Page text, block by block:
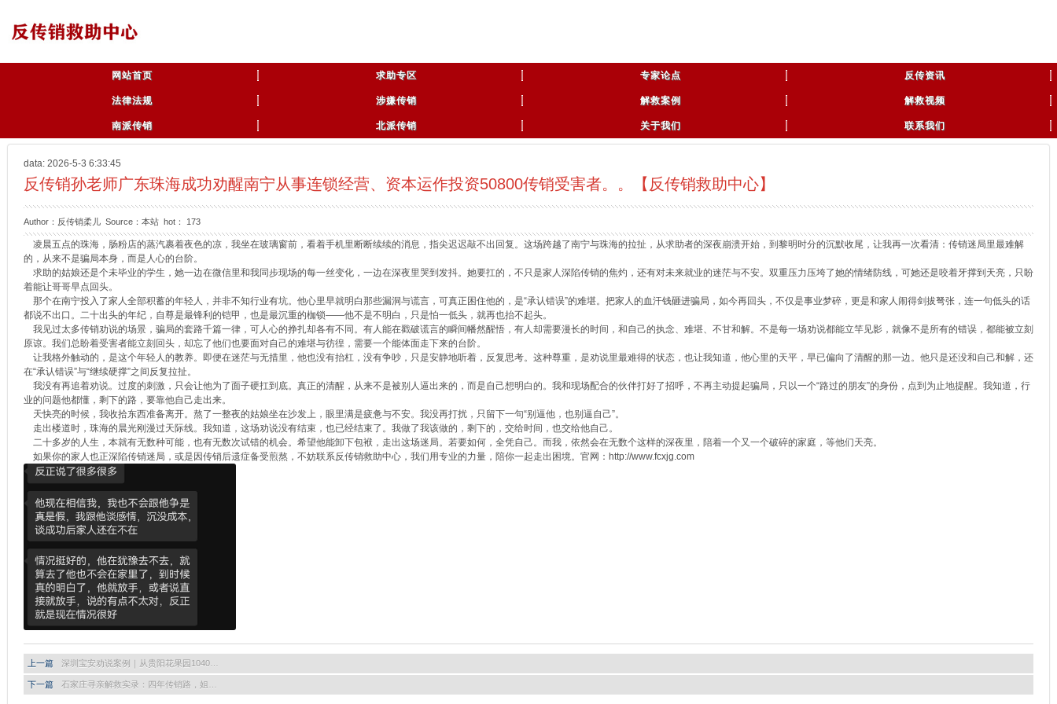
网站首页 求助专区 专家论点 反传资讯
法律法规 涉嫌传销 解救案例 解救视频
南派传销 北派传销 关于我们 联系我们
data: 2026-5-3 6:33:45
反传销孙老师广东珠海成功劝醒南宁从事连锁经营、资本运作投资50800传销受害者。。【反传销救助中心】
Author：反传销柔儿 Source：本站 hot： 173
凌晨五点的珠海，肠粉店的蒸汽裹着夜色的凉，我坐在玻璃窗前，看着手机里断断续续的消息，指尖迟迟敲不出回复。这场跨越了南宁与珠海的拉扯，从求助者的深夜崩溃开始，到黎明时分的沉默收尾，让我再一次看清：传销迷局里最难解
的，从来不是骗局本身，而是人心的台阶。
求助的姑娘还是个未毕业的学生，她一边在微信里和我同步现场的每一丝变化，一边在深夜里哭到发抖。她要扛的，不只是家人深陷传销的焦灼，还有对未来就业的迷茫与不安。双重压力压垮了她的情绪防线，可她还是咬着牙撑到天亮，只盼
着能让哥哥早点回头。
那个在南宁投入了家人全部积蓄的年轻人，并非不知行业有坑。他心里早就明白那些漏洞与谎言，可真正困住他的，是“承认错误”的难堪。把家人的血汗钱砸进骗局，如今再回头，不仅是事业梦碎，更是和家人闹得剑拔弩张，连一句低头的话
都说不出口。二十出头的年纪，自尊是最锋利的铠甲，也是最沉重的枷锁——他不是不明白，只是怕一低头，就再也抬不起头。
我见过太多传销劝说的场景，骗局的套路千篇一律，可人心的挣扎却各有不同。有人能在戳破谎言的瞬间幡然醒悟，有人却需要漫长的时间，和自己的执念、难堪、不甘和解。不是每一场劝说都能立竿见影，就像不是所有的错误，都能被立刻
原谅。我们总盼着受害者能立刻回头，却忘了他们也要面对自己的难堪与彷徨，需要一个能体面走下来的台阶。
让我格外触动的，是这个年轻人的教养。即便在迷茫与无措里，他也没有抬杠，没有争吵，只是安静地听着，反复思考。这种尊重，是劝说里最难得的状态，也让我知道，他心里的天平，早已偏向了清醒的那一边。他只是还没和自己和解，还
在“承认错误”与“继续硬撑”之间反复拉扯。
我没有再追着劝说。过度的刺激，只会让他为了面子硬扛到底。真正的清醒，从来不是被别人逼出来的，而是自己想明白的。我和现场配合的伙伴打好了招呼，不再主动提起骗局，只以一个“路过的朋友”的身份，点到为止地提醒。我知道，行
业的问题他都懂，剩下的路，要靠他自己走出来。
天快亮的时候，我收拾东西准备离开。熬了一整夜的姑娘坐在沙发上，眼里满是疲惫与不安。我没再打扰，只留下一句“别逼他，也别逼自己”。
走出楼道时，珠海的晨光刚漫过天际线。我知道，这场劝说没有结束，也已经结束了。我做了我该做的，剩下的，交给时间，也交给他自己。
二十多岁的人生，本就有无数种可能，也有无数次试错的机会。希望他能卸下包袱，走出这场迷局。若要如何，全凭自己。而我，依然会在无数个这样的深夜里，陪着一个又一个破碎的家庭，等他们天亮。
如果你的家人也正深陷传销迷局，或是因传销后遗症备受煎熬，不妨联系反传销救助中心，我们用专业的力量，陪你一起走出困境。官网：http://www.fcxjg.com
上一篇 深圳宝安劝说案例｜从贵阳花果园1040…
下一篇 石家庄寻亲解救实录：四年传销路，姐…